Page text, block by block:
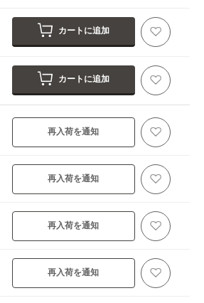
カートに追加
カートに追加
再入荷を通知
再入荷を通知
再入荷を通知
再入荷を通知